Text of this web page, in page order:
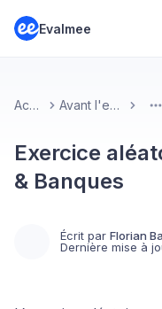
Evalmee
Accueil Avant l'examen
Exercice
& Banques
Écrit par Florian
Dernière mise à